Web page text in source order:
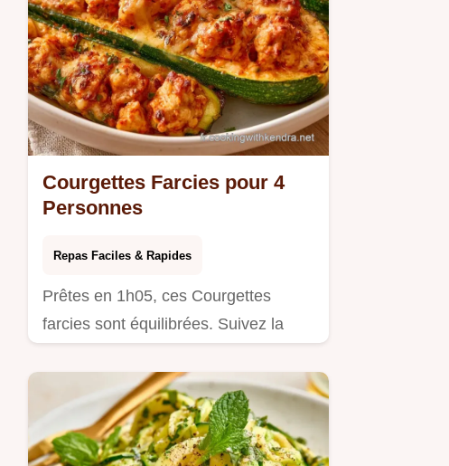
Courgettes Farcies pour 4
Personnes
Repas Faciles & Rapides
Prêtes en 1h05, ces Courgettes
farcies sont équilibrées. Suivez la